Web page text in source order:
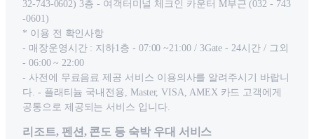
32-743-0602) 3층 - 여객터미널 체크인 카운터 M부근 (032 - 743
-0601)
* 이용 전 확인사항
- 매장운영시간 : 지하1층 - 07:00 ~21:00 / 3Gate - 24시간 / 그외
- 06:00 ~ 22:00
- 사전에 무료음료 제공 서비스 이용의사를 알려주시기 바랍니
다. - 플래티늄 국내전용, Master, VISA, AMEX 카드 고객에게
공통으로 제공되는 서비스 입니다.
리조트, 펜션, 콘도 등 숙박 우대 서비스